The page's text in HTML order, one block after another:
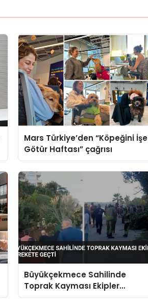
Mars Türkiye’den “Köpeğini İşe
Götür Haftası” çağrısı
Büyükçekmece Sahilinde
Toprak Kayması Ekipler
Harekete Geçti